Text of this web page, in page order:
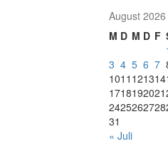
August 2026
M D M D F
3 4 5 6 7
1011 121314
1718192021
2425262728
31
« Juli